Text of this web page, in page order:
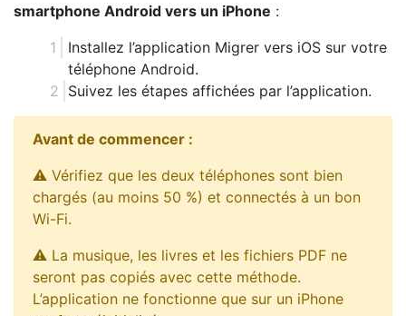
smartphone Android vers un iPhone :
Installez l’application Migrer vers iOS sur votre
téléphone Android.
Suivez les étapes affichées par l’application.
Avant de commencer :
⚠ Vérifiez que les deux téléphones sont bien
chargés (au moins 50 %) et connectés à un bon
Wi-Fi.
⚠ La musique, les livres et les fichiers PDF ne
seront pas copiés avec cette méthode.
L’application ne fonctionne que sur un iPhone